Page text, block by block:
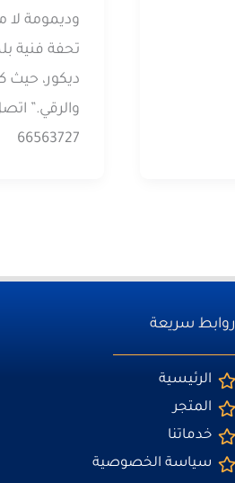
وديمومة لا
تحفة فنية
ديكور،
والرقي.”
66563727
روابط سريعة
الرئيسية
المتجر
خدماتنا
سياسة الخصوصية